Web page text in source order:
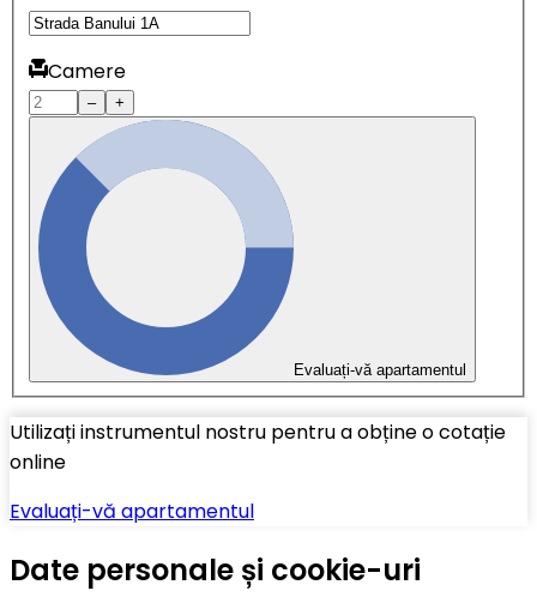
Camere
– +
Evaluați-vă apartamentul
Utilizați instrumentul nostru pentru a obține o cotație
online
Evaluați-vă apartamentul
Date personale și cookie-uri